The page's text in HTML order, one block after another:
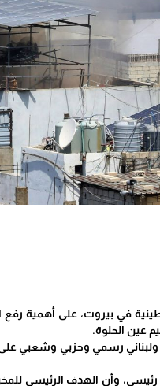
في بيروت، على أهمية
عين الحلوة.
رسمي وحزبي وشعبي
وأن الهدف الرئيسي